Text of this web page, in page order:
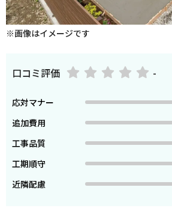
※画像はイメージです
口コミ評価 -
応対マナー
追加費用
工事品質
工期順守
近隣配慮